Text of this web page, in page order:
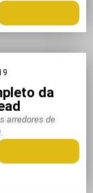
da
arredores de